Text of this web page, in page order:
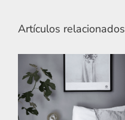
Artículos relacionados